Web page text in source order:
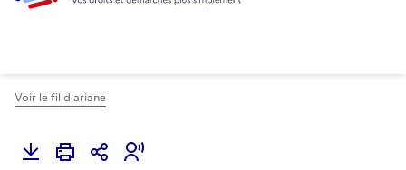
Voir le fil d'ariane